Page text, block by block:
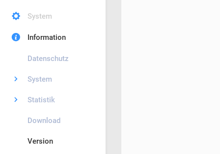
System
Information
Datenschutz
System
Statistik
Download
Version